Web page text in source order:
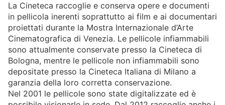
ARCHIVIO STORICO - ASAC
ARCHITETTURA
ARTI VISIVE
CINEMA
DANZA
MUSICA
TEATRO
ALTRE ATTIVITÀ
La Cineteca raccoglie e conserva opere e documenti
in pellicola inerenti soprattutto ai film e ai documentari
proiettati durante la Mostra Internazionale d’Arte
Cinematografica di Venezia. Le pellicole infiammabili
sono attualmente conservate presso la Cineteca di
Bologna, mentre le pellicole non infiammabili sono
depositate presso la Cineteca Italiana di Milano a
garanzia della loro corretta conservazione.
Nel 2001 le pellicole sono state digitalizzate ed è